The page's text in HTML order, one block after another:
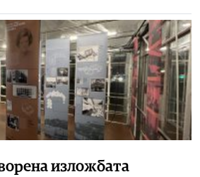
изложбата